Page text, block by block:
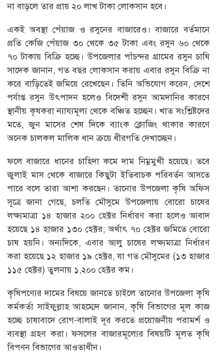
না বাড়লে তার প্রায় ২০ লাখ টাকা লোকসান হবে।
একই অবস্থা পেঁয়াজ ও রসুনের বাজারেও। বাজারে বর্তমানে
প্রতি কেজি পেঁয়াজ ৩০ থেকে ৩৫ টাকা এবং রসুন ৬০ থেকে
৭০ টাকায় বিক্রি হচ্ছে। উপজেলার পাঁচন্দর গ্রামের রসুন চাষি
সাদেক জানান, গত বছর লোকসান করায় এবার রসুন বিক্রি না
করে বাড়িতেই জমিয়ে রেখেছেন। তিনি অভিযোগ করেন, দেশে
পর্যাপ্ত রসুন উৎপাদন হলেও বিদেশী রসুন আমদানির কারণে
স্থানীয় কৃষকরা ন্যায্যমূল্য থেকে বঞ্চিত হচ্ছেন। খাত সংশ্লিষ্টদের
মতে, জুন মাসের শেষ দিকে ব্যাংক ক্লোজিং থাকার কারণে
অনেক চালকল মালিক ধান ক্রয়ে ধীরগতি দেখাচ্ছেন।
ফলে বাজারে ধানের চাহিদা কমে দাম নিম্নমুখী হয়েছে। তবে
জুলাই মাস থেকে বাজারে কিছুটা ইতিবাচক পরিবর্তন আসতে
পারে বলে তারা আশা করছেন। তানোর উপজেলা কৃষি অফিস
সূত্রে জানা গেছে, চলতি মৌসুমে উপজেলায় বোরো চাষের
লক্ষ্যমাত্রা ১৪ হাজার ২০০ হেক্টর নির্ধারণ করা হলেও আবাদ
হয়েছে ১৪ হাজার ১৩০ হেক্টর; অর্থাৎ ৭০ হেক্টর জমিতে বোরো
চাষ হয়নি। অন্যদিকে, এবার আলু চাষের লক্ষ্যমাত্রা নির্ধারণ
করা হয়েছে ১২ হাজার ১৯ হেক্টর, যা গত মৌসুমের (১৩ হাজার
১১৫ হেক্টর) তুলনায় ১,২০০ হেক্টর কম।
কৃষিপণ্যের দামের বিষয়ে জানতে চাইলে তানোর উপজেলা কৃষি
কর্মকর্তা সাইফুল্লাহ আহম্মেদ জানান, কৃষি বিভাগের মূল কাজ
হচ্ছে চাষাবাদে রোগ-বালাই দূর করতে প্রয়োজনীয় পরামর্শ ও
ব্যবস্থা গ্রহণ করা। ফসলের বাজারমূল্যের বিষয়টি মূলত কৃষি
বিপণন বিভাগের আওতাধীন।